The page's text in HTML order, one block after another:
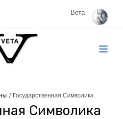
Вета
Main
Государственная Символика
Символика